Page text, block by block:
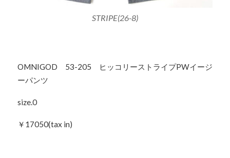
STRIPE(26-8)
OMNIGOD 53-205 ヒッコリーストライプPWイージ
ーパンツ
size.0
￥17050(tax in)